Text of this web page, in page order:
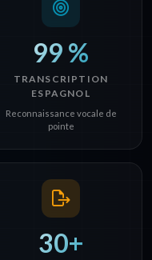
99 %
TRANSCRIPTION
ESPAGNOL
Reconnaissance vocale de
pointe
30+